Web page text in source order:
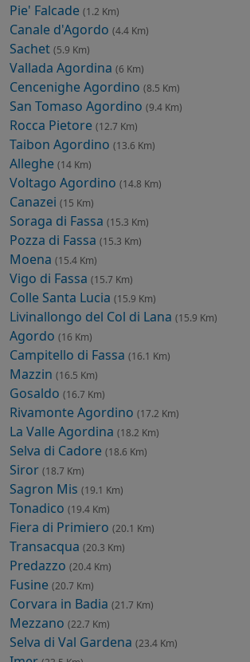
Pie' Falcade (1.2 Km)
Canale d'Agordo (4.4 Km)
Sachet (5.9 Km)
Vallada Agordina (6 Km)
Cencenighe Agordino (8.5 Km)
San Tomaso Agordino (9.4 Km)
Rocca Pietore (12.7 Km)
Taibon Agordino (13.6 Km)
Alleghe (14 Km)
Voltago Agordino (14.8 Km)
Canazei (15 Km)
Soraga di Fassa (15.3 Km)
Pozza di Fassa (15.3 Km)
Moena (15.4 Km)
Vigo di Fassa (15.7 Km)
Colle Santa Lucia (15.9 Km)
Livinallongo del Col di Lana (15.9 Km)
Agordo (16 Km)
Campitello di Fassa (16.1 Km)
Mazzin (16.5 Km)
Gosaldo (16.7 Km)
Rivamonte Agordino (17.2 Km)
La Valle Agordina (18.2 Km)
Selva di Cadore (18.6 Km)
Siror (18.7 Km)
Sagron Mis (19.1 Km)
Tonadico (19.4 Km)
Fiera di Primiero (20.1 Km)
Transacqua (20.3 Km)
Predazzo (20.4 Km)
Fusine (20.7 Km)
Corvara in Badia (21.7 Km)
Mezzano (22.7 Km)
Selva di Val Gardena (23.4 Km)